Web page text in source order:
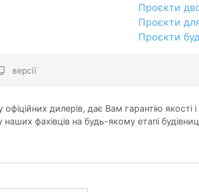
Проєкти
Проєкти
Проєкти
версії
дилерів, дає Вам гарантію якості
фахівців на будь-якому етапі